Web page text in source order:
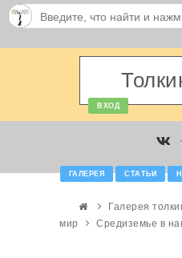
ВХОД
ГАЛЕРЕЯ СТАТЬИ
Галерея
мир
Средиземье в